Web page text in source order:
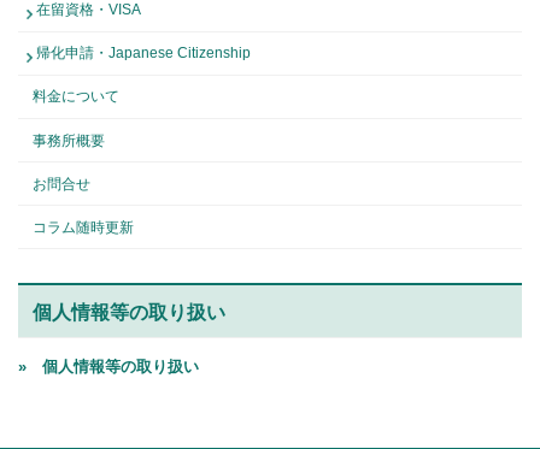
在留資格・VISA
帰化申請・Japanese Citizenship
料金について
事務所概要
お問合せ
コラム随時更新
個人情報等の取り扱い
» 個人情報等の取り扱い